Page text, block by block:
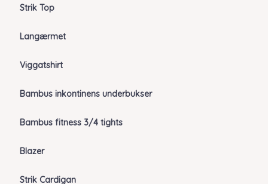
Strik Top
Langærmet
Viggatshirt
Bambus inkontinens underbukser
Bambus fitness 3/4 tights
Blazer
Strik Cardigan